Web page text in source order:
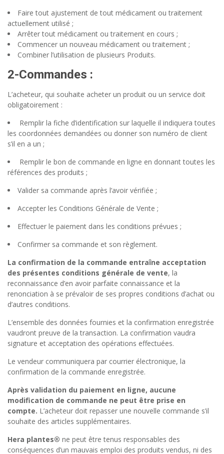
Faire tout ajustement de tout médicament ou traitement
actuellement utilisé ;
Arrêter tout médicament ou traitement en cours ;
Commencer un nouveau médicament ou traitement ;
Combiner l’utilisation de plusieurs Produits.
2-Commandes :
L’acheteur, qui souhaite acheter un produit ou un service doit
obligatoirement :
Remplir la fiche d’identification sur laquelle il indiquera toutes
les coordonnées demandées ou donner son numéro de client
s’il en a un ;
Remplir le bon de commande en ligne en donnant toutes les
références des produits ;
Valider sa commande après l’avoir vérifiée ;
Accepter les Conditions Générale de Vente ;
Effectuer le paiement dans les conditions prévues ;
Confirmer sa commande et son règlement.
La confirmation de la commande entraîne acceptation
des présentes conditions générale de vente, la
reconnaissance d’en avoir parfaite connaissance et la
renonciation à se prévaloir de ses propres conditions d’achat ou
d’autres conditions.
L’ensemble des données fournies et la confirmation enregistrée
vaudront preuve de la transaction. La confirmation vaudra
signature et acceptation des opérations effectuées.
Le vendeur communiquera par courrier électronique, la
confirmation de la commande enregistrée.
Après validation du paiement en ligne, aucune
modification de commande ne peut être prise en
compte. L’acheteur doit repasser une nouvelle commande s’il
souhaite des articles supplémentaires.
Hera plantes® ne peut être tenus responsables des
conséquences d’un mauvais emploi des produits vendus, ni des